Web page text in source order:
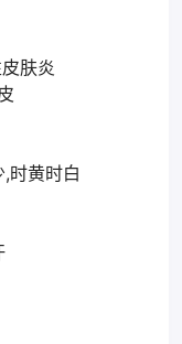
肤炎
时黄时白